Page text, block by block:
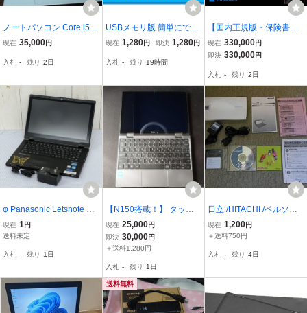
ノートパソコン Core i5-1
250P メモリ16GB SSD5
ソフトインストール済
現在 35,000円
入札 - 残り 2日
USBメモリ版 簡単にでき
る Windows11 ら く ら く
付き
現在 1,280円 即決 1,280円
入札 - 残り 19時間
【国内正規版・保険書
付】GPD WIN MAX 2025
Ryzen AI 9 HX 370 / 32G
トPC
現在 330,000円
即決 330,000円
入札 - 残り 2日
φ Panasonic Letsnote CF
-AX2 ジャンク品 通電動
作未確認 現状品 パーツ取
大歓迎 パナソニック 電源
現在 1 円
送料未定
入札 - 残り 1日
【N150搭載！】 タッチ
パネル2in1ノートパソコ
ン UMPC【ジャンク】
現在 25,000円
即決 30,000円
＋送料1,280円
入札 - 残り 1日
日立 /HITACHI /ペルソナ /
Persona HPW-30PAW /ハ
ンドヘルドPC /Windows
ンク
現在 1,200円
＋送料750円
入札 - 残り 4日
送料無料